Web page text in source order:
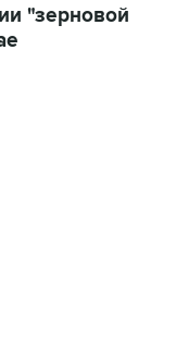
"зерновой